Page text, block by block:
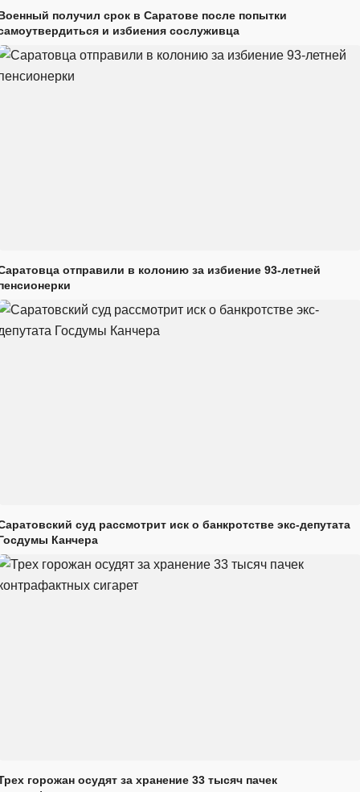
получил срок в Саратове после попытки
и избиения сослуживца
отправили в колонию за избиение 93-летней
суд рассмотрит иск о банкротстве экс-депутата
Канчера
горожан осудят за хранение 33 тысяч пачек